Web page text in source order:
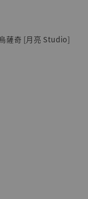
薩奇 [月亮 Studio]